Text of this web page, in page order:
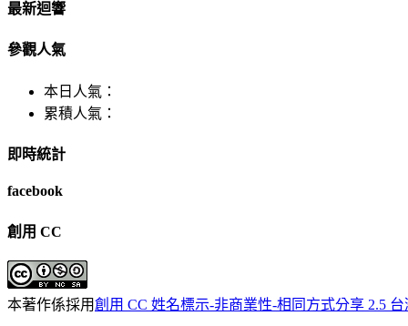
最新迴響
參觀人氣
本日人氣：
累積人氣：
即時統計
facebook
創用 CC
本著作係採用創用 CC 姓名標示-非商業性-相同方式分享 2.5